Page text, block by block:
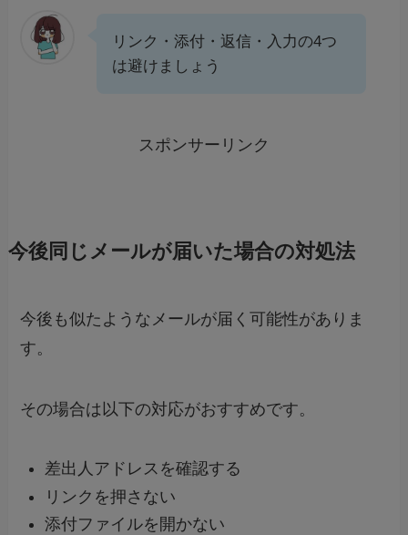
リンク・添付・返信・入力の4つ
は避けましょう
スポンサーリンク
今後同じメールが届いた場合の対処法
今後も似たようなメールが届く可能性がありま
す。
その場合は以下の対応がおすすめです。
差出人アドレスを確認する
リンクを押さない
添付ファイルを開かない